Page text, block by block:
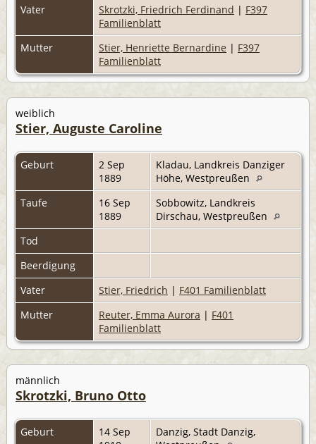
Vater
Skrotzki, Friedrich Ferdinand | F397
Familienblatt
Mutter
Stier, Henriette Bernardine | F397
Familienblatt
weiblich
Stier, Auguste Caroline
Geburt
2 Sep
1889
Kladau, Landkreis Danziger
Höhe, Westpreußen
Taufe
16 Sep
1889
Sobbowitz, Landkreis
Dirschau, Westpreußen
Tod
Beerdigung
Vater
Stier, Friedrich | F401 Familienblatt
Mutter
Reuter, Emma Aurora | F401
Familienblatt
männlich
Skrotzki, Bruno Otto
Geburt
14 Sep
Danzig, Stadt Danzig,